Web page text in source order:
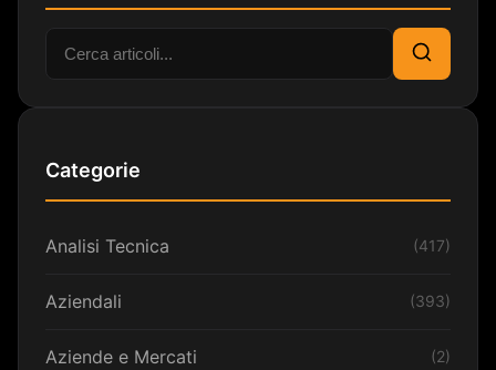
Cerca:
Cerca
Categorie
Analisi Tecnica (417)
Aziendali (393)
Aziende e Mercati (2)